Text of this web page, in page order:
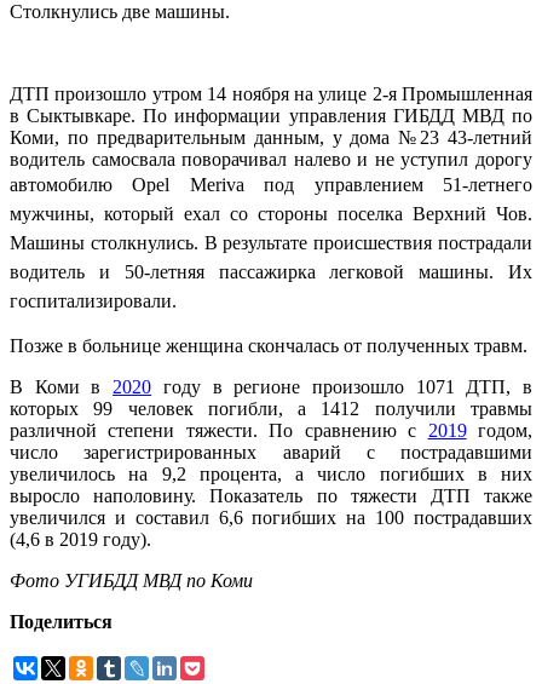
Столкнулись две машины.
ДТП произошло утром 14 ноября на улице 2-я Промышленная
в Сыктывкаре. По информации управления ГИБДД МВД по
Коми, по предварительным данным, у дома №23 43-летний
водитель самосвала поворачивал налево и не уступил дорогу
автомобилюOpel Meriva под управлением 51-летнего
мужчины, который ехал со стороны поселка Верхний Чов.
Машины столкнулись. В результате происшествия пострадали
водитель и 50-летняя пассажирка легковой машины. Их
госпитализировали.
Позже в больнице женщина скончалась от полученных травм.
В Коми в 2020 году в регионе произошло 1071 ДТП, в
которых 99 человек погибли, а 1412 получили травмы
различной степени тяжести. По сравнению с 2019годом,
число зарегистрированных аварий с пострадавшими
увеличилось на 9,2 процента, а число погибших в них
выросло наполовину. Показатель по тяжести ДТП также
увеличился и составил 6,6 погибших на 100 пострадавших
(4,6 в 2019 году).
Фото УГИБДД МВД по Коми
Поделиться